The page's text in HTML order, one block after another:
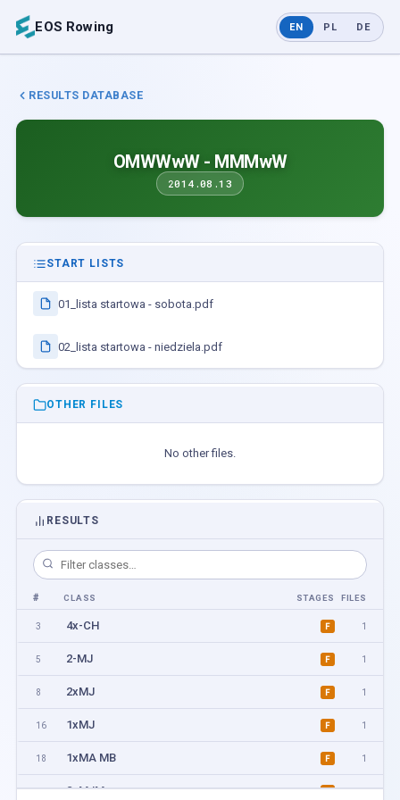
EOS Rowing EN PL DE
RESULTS DATABASE
OMWWwW - MMMwW
2014.08.13
START LISTS
01_lista startowa - sobota.pdf
02_lista startowa - niedziela.pdf
OTHER FILES
No other files.
RESULTS
# CLASS STAGES FILES
3 4x-CH F 1
5 2-MJ F 1
8 2xMJ F 1
16 1xMJ F 1
18 1xMA MB F 1
20 2xMJM F 1